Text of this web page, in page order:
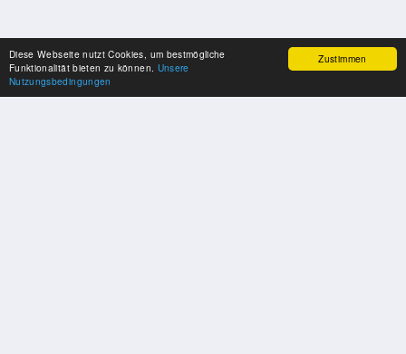
Zustimmen
Diese Webseite nutzt Cookies, um bestmögliche
Funktionalität bieten zu können. Unsere
Nutzungsbedingungen